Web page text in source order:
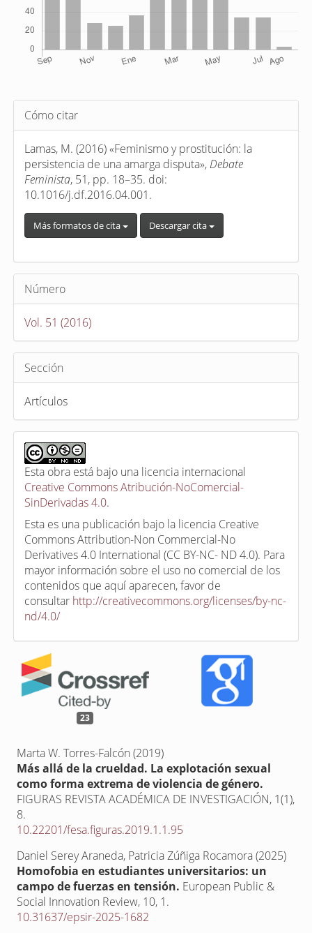
Detalles
del
artículo
Cómo citar
Lamas, M. (2016) «Feminismo y prostitución: la
persistencia de una amarga disputa», Debate
Feminista, 51, pp. 18–35. doi:
10.1016/j.df.2016.04.001.
Más formatos de cita Descargar cita
Número
Vol. 51 (2016)
Sección
Artículos
Esta obra está bajo una licencia internacional
Creative Commons Atribución-NoComercial-
SinDerivadas 4.0.
Esta es una publicación bajo la licencia Creative
Commons Attribution-Non Commercial-No
Derivatives 4.0 International (CC BY-NC- ND 4.0). Para
mayor información sobre el uso no comercial de los
contenidos que aquí aparecen, favor de
consultar http://creativecommons.org/licenses/by-nc-
nd/4.0/
23
Marta W. Torres-Falcón (2019)
Más allá de la crueldad. La explotación sexual
como forma extrema de violencia de género.
FIGURAS REVISTA ACADÉMICA DE INVESTIGACIÓN, 1(1),
8.
10.22201/fesa.figuras.2019.1.1.95
Daniel Serey Araneda, Patricia Zúñiga Rocamora (2025)
Homofobia en estudiantes universitarios: un
campo de fuerzas en tensión. European Public &
Social Innovation Review, 10, 1.
10.31637/epsir-2025-1682